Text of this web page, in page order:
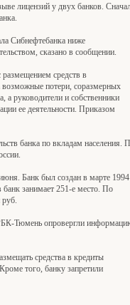
лицензий у двух банков.
Сибнефтебанка ниже
сказано в сообщении.
средств в
возможные потери, соразмерных
а руководители и собственники
ее деятельности. Приказом
банка по вкладам населения.
Банк был создан в марте 1994
занимает 251-е место. По
РБК-Тюмень опровергли
средства в кредиты
того, банку запретили